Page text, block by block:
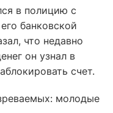
в полицию с
банковской
что недавно
он узнал в
счет.
молодые